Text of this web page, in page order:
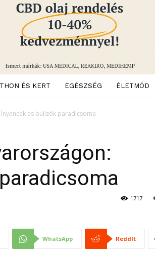
ÉS KERT EGÉSZSÉG ÉLETMÓD
és bulizók paradicsoma
1717
WhatsApp ReddIt